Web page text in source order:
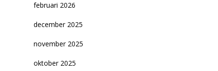
februari 2026
december 2025
november 2025
oktober 2025